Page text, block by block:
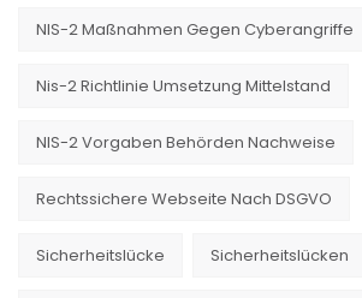
NIS-2 Maßnahmen Gegen Cyberangriffe
Nis-2 Richtlinie Umsetzung Mittelstand
NIS-2 Vorgaben Behörden Nachweise
Rechtssichere Webseite Nach DSGVO
Sicherheitslücke Sicherheitslücken